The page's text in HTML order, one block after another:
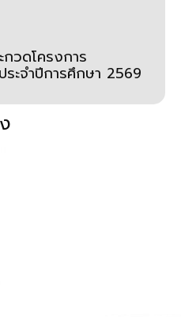
วดโครงการ
ะจำปีการศึกษา 2569